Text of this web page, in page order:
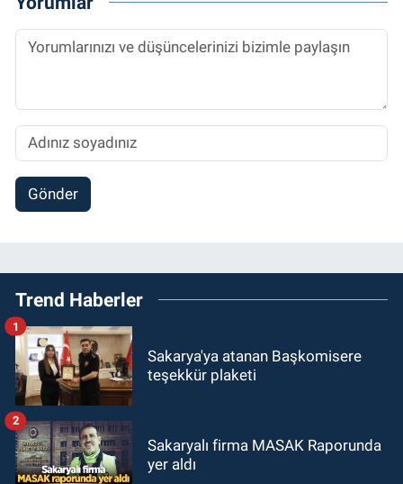
Gönder
Trend Haberler
Sakarya'ya atanan Başkomisere
teşekkür plaketi
1
Sakaryalı firma MASAK Raporunda
yer aldı
2